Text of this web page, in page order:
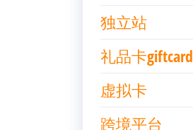
独立站
礼品卡giftcard
虚拟卡
跨境平台